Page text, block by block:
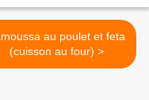
au poulet et feta
(cuisson au four) >